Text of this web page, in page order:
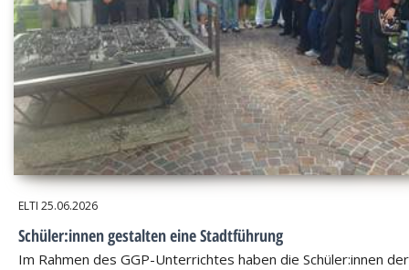
ELTI 25.06.2026
Schüler:innen gestalten eine Stadtführung
Im Rahmen des GGP-Unterrichtes haben die Schüler:innen der